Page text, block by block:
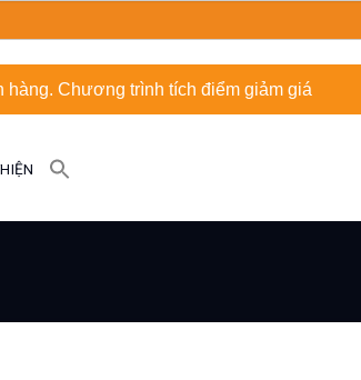
Chương trình tích điểm giảm giá